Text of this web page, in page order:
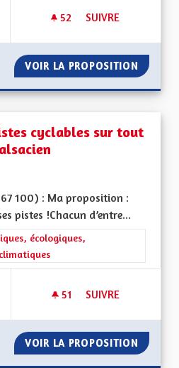
52 52 ABONNÉS
SUIVRE
VOIR LA PROPOSITION
cyclables sur tout
100) : Ma proposition :
pistes !Chacun d’entre...
catégorie : Les transitions
écologiques,
51 51 ABONNÉS
SUIVRE
VOIR LA PROPOSITION